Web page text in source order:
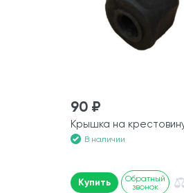
90 ₽
Крышка на
В наличии
Купить
Обратный
звонок